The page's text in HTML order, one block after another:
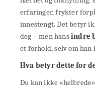
erfaringer, frykter
innestengt. Det betyr
deg – men hansindre
et forhold, selv om
Hva betyr dette for
Du kan ikke